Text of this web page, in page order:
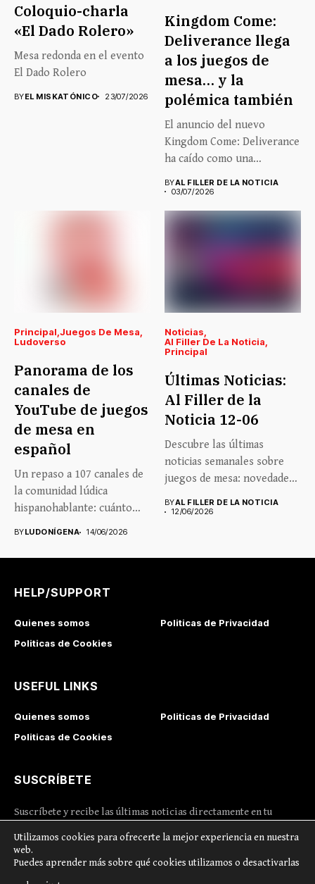
Coloquio-charla
«El Dado Rolero»
Mesa redonda en el evento
El Dado Rolero
BYEL MISKATÓNICO 23/07/2026
Kingdom Come:
Deliverance llega
a los juegos de
mesa… y la
polémica también
El anuncio del nuevo
Kingdom Come: Deliverance
ha caído como una
BYAL FILLER DE LA NOTICIA
03/07/2026
Principal Juegos De Mesa
Ludoverso
Panorama de los
canales de
YouTube de juegos
de mesa en
español
Un repaso a 107 canales de
la comunidad lúdica
hispanohablante: cuánto
crecen,...
BYLUDONÍGENA 14/06/2026
Noticias
Al Filler De La Noticia
Principal
Últimas Noticias:
Al Filler de la
Noticia 12-06
Descubre las últimas
noticias semanales sobre
juegos de mesa: novedades,
BYAL FILLER DE LA NOTICIA
12/06/2026
HELP/SUPPORT
Quienes somos
Politicas de Privacidad
Politicas de Cookies
USEFUL LINKS
Quienes somos
Politicas de Privacidad
Politicas de Cookies
SUSCRÍBETE
Suscríbete y recibe las últimas noticias directamente en tu
I consent to the terms and conditions
Utilizamos cookies para ofrecerte la mejor experiencia en nuestra
web.
Puedes aprender más sobre qué cookies utilizamos o desactivarlas